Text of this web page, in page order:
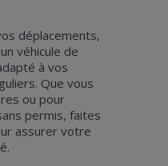
déplacements,
véhicule de
à vos
Que vous
ou pour
permis, faites
assurer votre